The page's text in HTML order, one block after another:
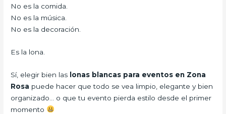
No es la comida.
No es la música.
No es la decoración.
Es la lona.
Sí, elegir bien las lonas blancas para eventos en Zona
Rosa puede hacer que todo se vea limpio, elegante y bien
organizado… o que tu evento pierda estilo desde el primer
momento